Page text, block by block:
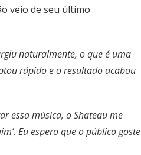
veio de seu último
naturalmente, o que é uma
rápido e o resultado acabou
essa música, o Shateau me
Eu espero que o público goste